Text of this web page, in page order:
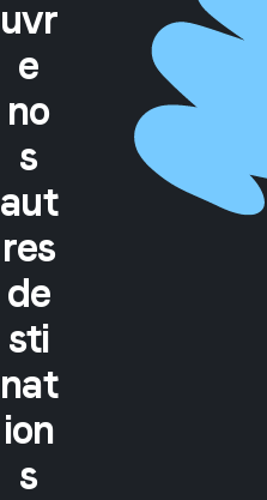
uvr
e
no
s
aut
res
de
sti
nat
ion
s